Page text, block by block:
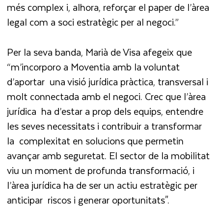
més complex i, alhora, reforçar el paper de l’àrea
legal com a soci estratègic per al negoci.”
Per la seva banda, Marià de Visa afegeix que
“m’incorporo a Moventia amb la voluntat
d’aportar una visió jurídica pràctica, transversal i
molt connectada amb el negoci. Crec que l’àrea
jurídica ha d’estar a prop dels equips, entendre
les seves necessitats i contribuir a transformar
la complexitat en solucions que permetin
avançar amb seguretat. El sector de la mobilitat
viu un moment de profunda transformació, i
l’àrea jurídica ha de ser un actiu estratègic per
anticipar riscos i generar oportunitats".